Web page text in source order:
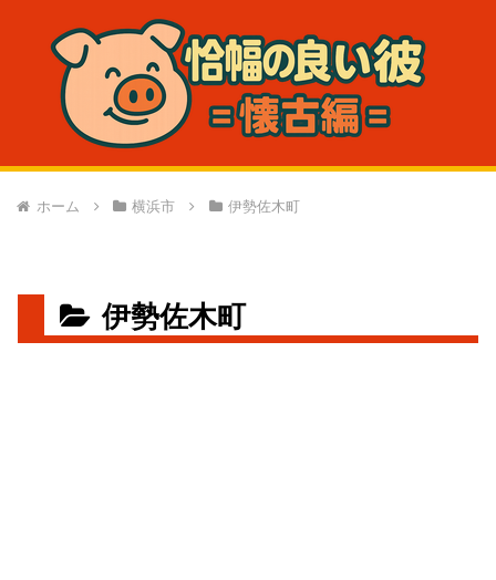
ホーム 横浜市 伊勢佐木町
伊勢佐木町